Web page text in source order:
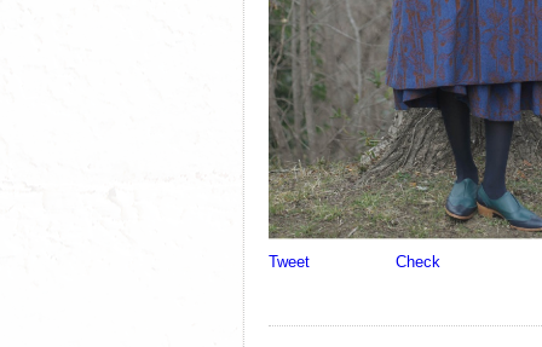
Tweet Check